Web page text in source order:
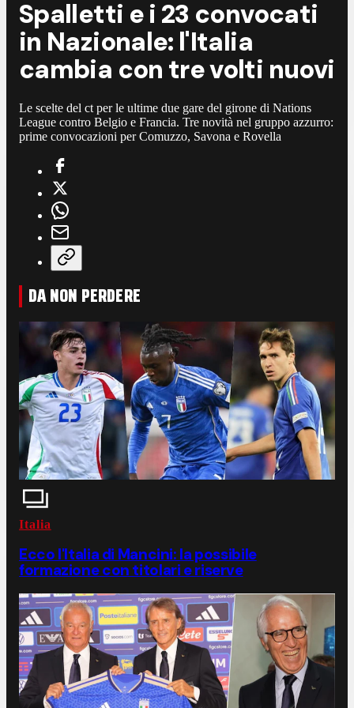
Spalletti e i 23 convocati
in Nazionale: l'Italia
cambia con tre volti nuovi
Le scelte del ct per le ultime due gare del girone di Nations
League contro Belgio e Francia. Tre novità nel gruppo azzurro:
prime convocazioni per Comuzzo, Savona e Rovella
DA NON PERDERE
Italia
Ecco l'Italia di Mancini: la possibile
formazione con titolari e riserve